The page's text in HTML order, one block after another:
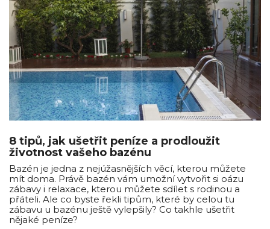
8 tipů, jak ušetřit peníze a prodloužit
životnost vašeho bazénu
Bazén je jedna z nejúžasnějších věcí, kterou můžete
mít doma. Právě bazén vám umožní vytvořit si oázu
zábavy i relaxace, kterou můžete sdílet s rodinou a
přáteli. Ale co byste řekli tipům, které by celou tu
zábavu u bazénu ještě vylepšily? Co takhle ušetřit
nějaké peníze?